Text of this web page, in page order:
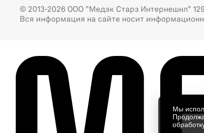
© 2013-2026 ООО "Медэк Старз Интернешнл"
Вся информация на сайте носит
Мы